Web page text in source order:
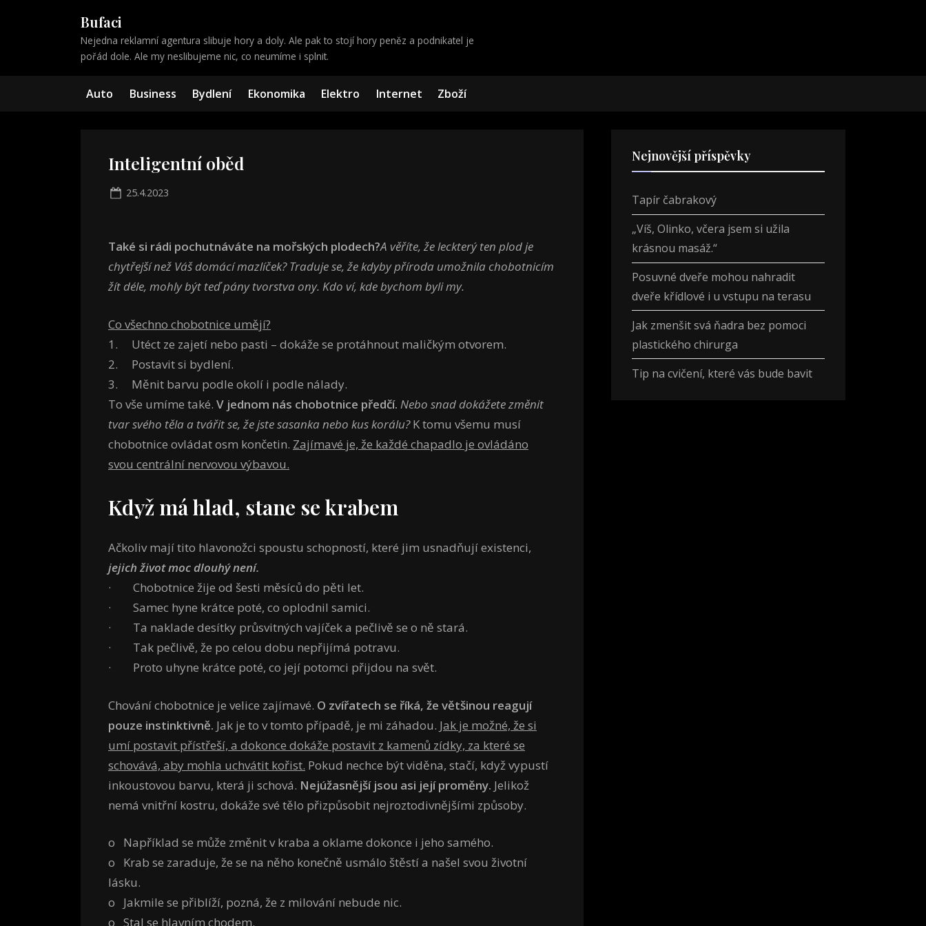
Bufaci
Nejedna reklamní agentura slibuje hory a doly. Ale pak to stojí hory peněz a podnikatel je
pořád dole. Ale my neslibujeme nic, co neumíme i splnit.
Auto Business Bydlení Ekonomika Elektro Internet Zboží
Inteligentní oběd
Posted
25.4.2023
Také si rádi pochutnáváte na mořských plodech?A věříte, že leckterý ten plod je
chytřejší než Váš domácí mazlíček? Traduje se, že kdyby příroda umožnila chobotnicím
žít déle, mohly být teď pány tvorstva ony. Kdo ví, kde bychom byli my.
Co všechno chobotnice umějí?
1. Utéct ze zajetí nebo pasti – dokáže se protáhnout maličkým otvorem.
2. Postavit si bydlení.
3. Měnit barvu podle okolí i podle nálady.
To vše umíme také. V jednom nás chobotnice předčí. Nebo snad dokážete změnit
tvar svého těla a tvářit se, že jste sasanka nebo kus korálu?K tomu všemu musí
chobotnice ovládat osm končetin. Zajímavé je, že každé chapadlo je ovládáno
svou centrální nervovou výbavou.
Když má hlad, stane se krabem
Ačkoliv mají tito hlavonožci spoustu schopností, které jim usnadňují existenci,
jejich život moc dlouhý není.
· Chobotnice žije od šesti měsíců do pěti let.
· Samec hyne krátce poté, co oplodnil samici.
· Ta naklade desítky průsvitných vajíček a pečlivě se o ně stará.
· Tak pečlivě, že po celou dobu nepřijímá potravu.
· Proto uhyne krátce poté, co její potomci přijdou na svět.
Chování chobotnice je velice zajímavé. O zvířatech se říká, že většinou reagují
pouze instinktivně. Jak je to v tomto případě, je mi záhadou. Jak je možné, že si
umí postavit přístřeší, a dokonce dokáže postavit z kamenů zídky, za které se
schovává, aby mohla uchvátit kořist. Pokud nechce být viděna, stačí, když vypustí
inkoustovou barvu, která ji schová. Nejúžasnější jsou asi její proměny. Jelikož
nemá vnitřní kostru, dokáže své tělo přizpůsobit nejroztodivnějšími způsoby.
o Například se může změnit v kraba a oklame dokonce i jeho samého.
o Krab se zaraduje, že se na něho konečně usmálo štěstí a našel svou životní
lásku.
o Jakmile se přiblíží, pozná, že z milování nebude nic.
o Stal se hlavním chodem.
Nejnovější příspěvky
Tapír čabrakový
„Víš, Olinko, včera jsem si užila
krásnou masáž.“
Posuvné dveře mohou nahradit
dveře křídlové i u vstupu na terasu
Jak zmenšit svá ňadra bez pomoci
plastického chirurga
Tip na cvičení, které vás bude bavit